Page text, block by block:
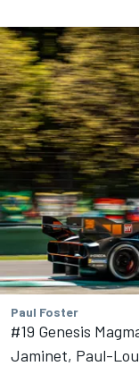
Paul Foster
#19 Genesis
Jaminet, Paul-